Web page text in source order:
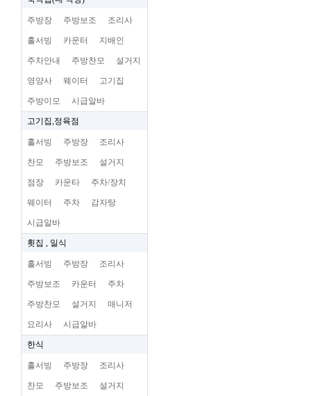
주방장 주방보조 조리사
홀서빙 카운터 지배인
주차안내 주방찬모 설거지
영양사 웨이터 고기집
주방이모 시급알바
고기집,정육점
홀서빙 주방장 조리사
찬모 주방보조 설거지
점장 카운타 주차/장치
웨이터 주차 감자탕
시급알바
횟집 , 일식
홀서빙 주방장 조리사
주방보조 카운터 주차
주방찬모 설거지 매니저
요리사 시급알바
한식
홀서빙 주방장 조리사
찬모 주방보조 설거지